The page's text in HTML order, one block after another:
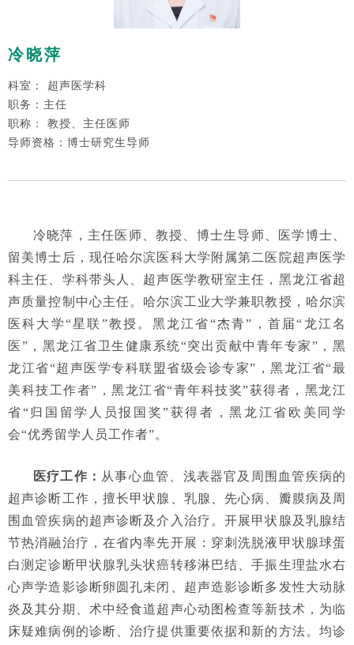
冷晓萍
科室： 超声医学科
职务：主任
职称： 教授、主任医师
导师资格：博士研究生导师
冷晓萍，主任医师、教授、博士生导师、医学博士、
留美博士后，现任哈尔滨医科大学附属第二医院超声医学
科主任、学科带头人、超声医学教研室主任，黑龙江省超
声质量控制中心主任。哈尔滨工业大学兼职教授，哈尔滨
医科大学“星联”教授。黑龙江省“杰青”，首届“龙江名
医”，黑龙江省卫生健康系统“突出贡献中青年专家”，黑
龙江省“超声医学专科联盟省级会诊专家”，黑龙江省“最
美科技工作者”，黑龙江省“青年科技奖”获得者，黑龙江
省“归国留学人员报国奖”获得者，黑龙江省欧美同学
会“优秀留学人员工作者”。
医疗工作 ： 从事心血管、浅表器官及周围血管疾病的
超声诊断工作，擅长甲状腺、乳腺、先心病、瓣膜病及周
围血管疾病的超声诊断及介入治疗。开展甲状腺及乳腺结
节热消融治疗，在省内率先开展：穿刺洗脱液甲状腺球蛋
白测定诊断甲状腺乳头状癌转移淋巴结、手振生理盐水右
心声学造影诊断卵圆孔未闭、超声造影诊断多发性大动脉
炎及其分期、术中经食道超声心动图检查等新技术，为临
床疑难病例的诊断、治疗提供重要依据和新的方法。均诊